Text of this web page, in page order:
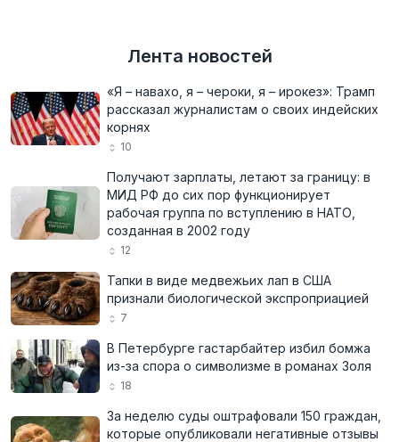
Лента новостей
«Я – навахо, я – чероки, я – ирокез»: Трамп
рассказал журналистам о своих индейских
корнях
10
Получают зарплаты, летают за границу: в
МИД РФ до сих пор функционирует
рабочая группа по вступлению в НАТО,
созданная в 2002 году
12
Тапки в виде медвежьих лап в США
признали биологической экспроприацией
7
В Петербурге гастарбайтер избил бомжа
из-за спора о символизме в романах Золя
18
За неделю суды оштрафовали 150 граждан,
которые опубликовали негативные отзывы